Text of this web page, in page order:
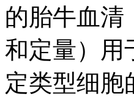
的胎牛血清
和定量）用
定类型细胞